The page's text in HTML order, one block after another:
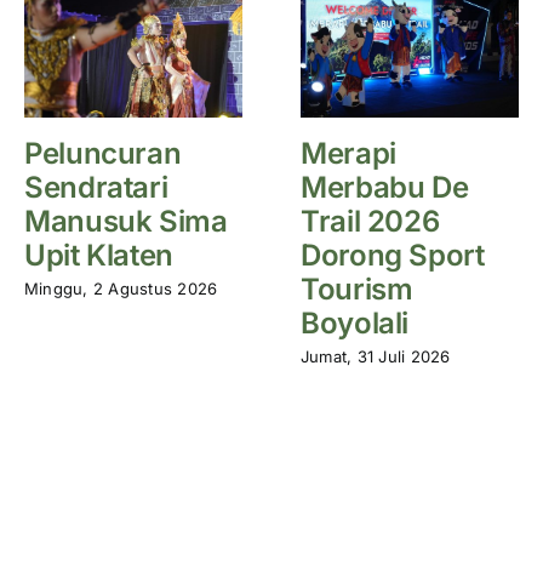
Peluncuran
Sendratari
Manusuk Sima
Upit Klaten
Minggu, 2 Agustus 2026
Merapi
Merbabu De
Trail 2026
Dorong Sport
Tourism
Boyolali
Jumat, 31 Juli 2026